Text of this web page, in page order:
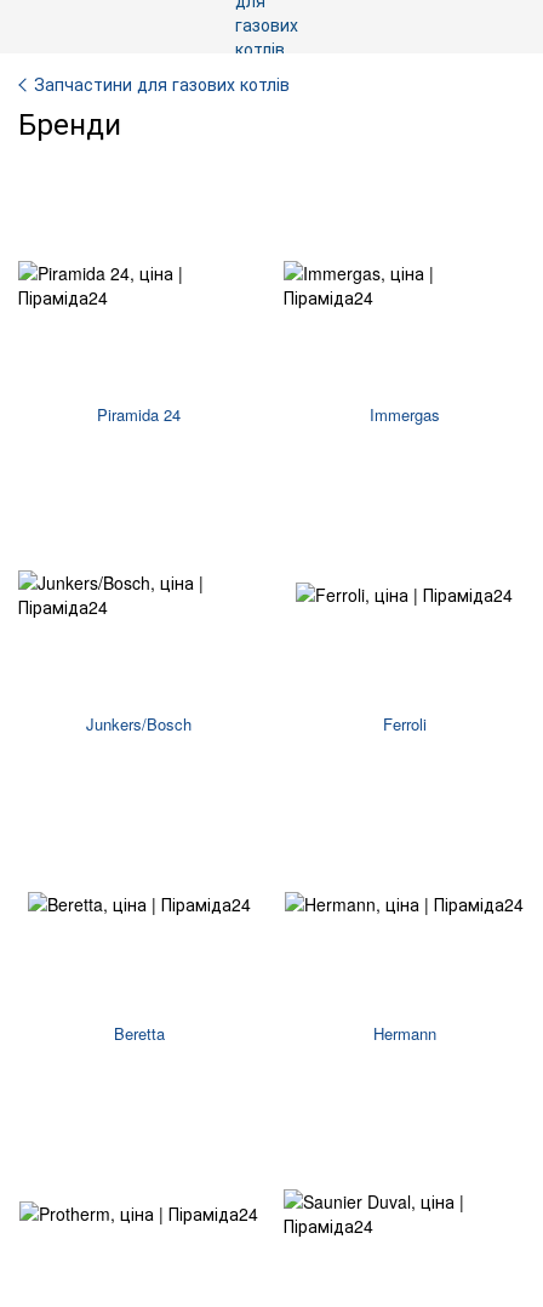
Запчастини для газових котлів
Бренди
Piramida 24 Immergas
Junkers/Bosch Ferroli
Beretta Hermann